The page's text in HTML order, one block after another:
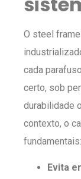
O steel
cada
certo, sob
durabilidade
contexto, o
fundamentais:
Evita